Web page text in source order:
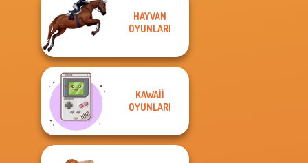
HAYVAN
OYUNLARI
KAWAII
OYUNLARI